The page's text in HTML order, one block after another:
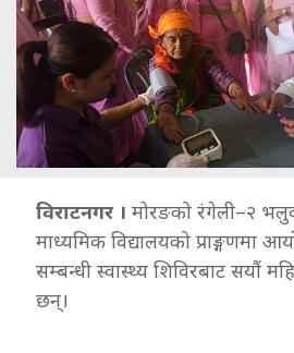
विराटनगर । मोरङको रंगेली–२
माध्यमिक विद्यालयको प्राङ्गणमा
सम्बन्धी स्वास्थ्य शिविरबाट सयौं
छन्।